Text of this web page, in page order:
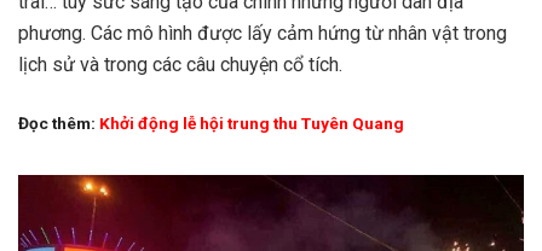
phương. Các mô hình được lấy cảm hứng từ nhân vật trong
lịch sử và trong các câu chuyện cổ tích.
Đọc thêm: Khởi động lễ hội trung thu Tuyên Quang